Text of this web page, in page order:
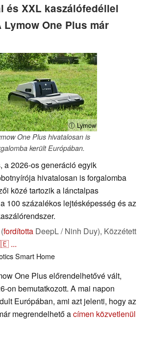
és XXL kaszálófedéllel
One Plus már
ⓘ Lymow
One Plus hivatalosan is
került Európában.
a 2026-os generáció egyik
hivatalosan is forgalomba
közé tartozik a lánctalpas
100 százalékos lejtésképesség és az
fordította DeepL / Ninh Duy), Közzétett
...
Smart Home
One Plus előrendelhetővé vált,
on bemutatkozott. A mai napon
Európában, ami azt jelenti, hogy az
megrendelhető acímen közvetlenül